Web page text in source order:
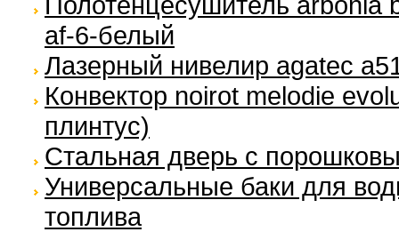
af-6-белый
Лазерный нивелир agatec
Конвектор noirot melodie
плинтус)
Стальная дверь с
Универсальные баки для
топлива